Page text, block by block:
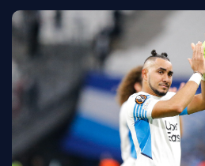
CDM 2026
EDF
PSG
REAL MADRID
FC BARCELONE
MANCHESTER UNITED
CHELSEA